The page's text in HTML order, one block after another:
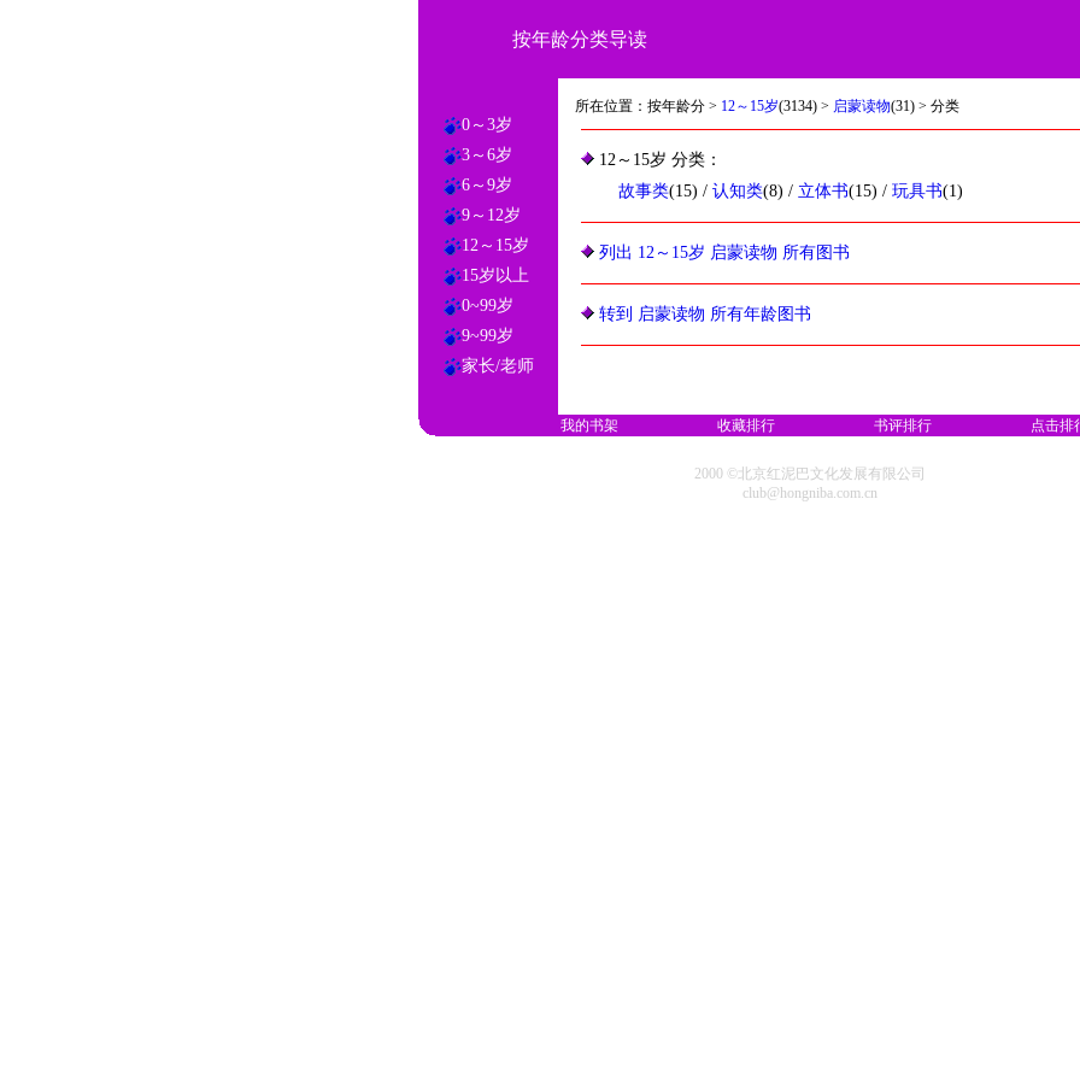
按年龄分类导读
0～3岁
3～6岁
6～9岁
9～12岁
12～15岁
15岁以上
0~99岁
9~99岁
家长/老师
所在位置：按年龄分 > 12～15岁(3134) > 启蒙读物(31) > 分类
12～15岁 分类：
故事类(15) / 认知类(8) / 立体书(15) / 玩具书(1)
列出 12～15岁 启蒙读物 所有图书
转到 启蒙读物 所有年龄图书
我的书架 收藏排行 书评排行 点击排
2000 ©北京红泥巴文化发展有限公司
club@hongniba.com.cn